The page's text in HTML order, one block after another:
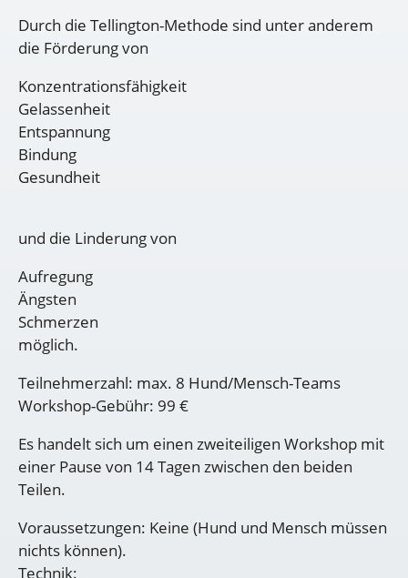
Durch die Tellington-Methode sind unter anderem
die Förderung von
Konzentrationsfähigkeit
Gelassenheit
Entspannung
Bindung
Gesundheit
und die Linderung von
Aufregung
Ängsten
Schmerzen
möglich.
Teilnehmerzahl: max. 8 Hund/Mensch-Teams
Workshop-Gebühr: 99 €
Es handelt sich um einen zweiteiligen Workshop mit
einer Pause von 14 Tagen zwischen den beiden
Teilen.
Voraussetzungen: Keine (Hund und Mensch müssen
nichts können).
Technik: